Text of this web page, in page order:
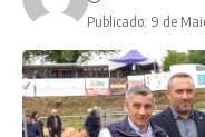
Publicado: 9 de